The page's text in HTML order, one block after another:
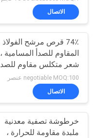
الاتصال
74٪ قرص مرشح الفولاذ
المقاوم للصدأ المسامية ،
شعر متكلس مقاوم للصدأ
negotiable MOQ:100 عنصر
الاتصال
خرطوشة تصفية معدنية
ملبدة مقاومة للحرارة ،